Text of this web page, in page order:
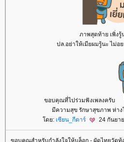
ภาพสุดท้าย เพิ่ง
ปล.อย่าให้เมียผมรู้นะ ไม่
ขอบคุณที่ไปร่วมฟังเพลงครับ
มีความสุข รักษาสุขภาพ ห่าง
ดย: เซียน_กีตาร์ 24 กันยา